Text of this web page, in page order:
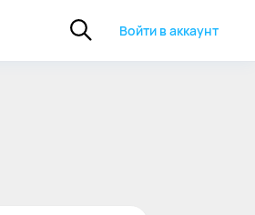
Войти в аккаунт